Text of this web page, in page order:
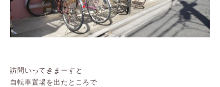
訪問いってきまーすと
自転車置場を出たところで